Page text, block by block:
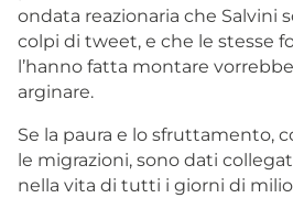
ondata reazionaria che Salvini
colpi di tweet, e che le stesse
l’hanno fatta montare
arginare.
Se la paura e lo sfruttamento,
le migrazioni, sono dati
nella vita di tutti i giorni di